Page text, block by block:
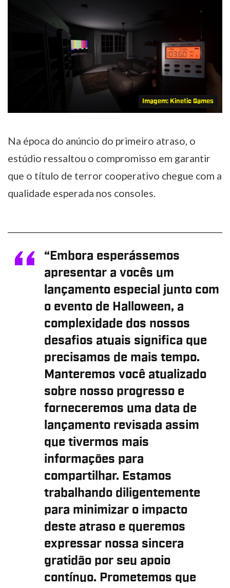
Imagem: Kinetic Games
Na época do anúncio do primeiro atraso, o
estúdio ressaltou o compromisso em garantir
que o título de terror cooperativo chegue com a
qualidade esperada nos consoles.
“Embora esperássemos
apresentar a vocês um
lançamento especial junto com
o evento de Halloween, a
complexidade dos nossos
desafios atuais significa que
precisamos de mais tempo.
Manteremos você atualizado
sobre nosso progresso e
forneceremos uma data de
lançamento revisada assim
que tivermos mais
informações para
compartilhar. Estamos
trabalhando diligentemente
para minimizar o impacto
deste atraso e queremos
expressar nossa sincera
gratidão por seu apoio
contínuo. Prometemos que